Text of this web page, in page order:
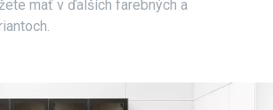
mať v ďalších farebných a